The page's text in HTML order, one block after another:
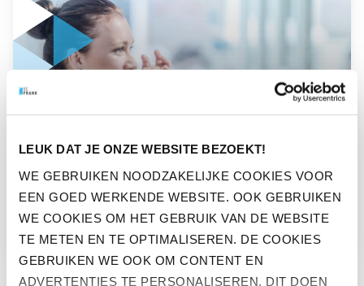
LEUK DAT JE ONZE WEBSITE BEZOEKT!
WE GEBRUIKEN NOODZAKELIJKE COOKIES VOOR
EEN GOED WERKENDE WEBSITE. OOK GEBRUIKEN
WE COOKIES OM HET GEBRUIK VAN DE WEBSITE
TE METEN EN TE OPTIMALISEREN. DE COOKIES
GEBRUIKEN WE OOK OM CONTENT EN
ADVERTENTIES TE PERSONALISEREN. DIT DOEN
ZICHZELF INVESTEREN